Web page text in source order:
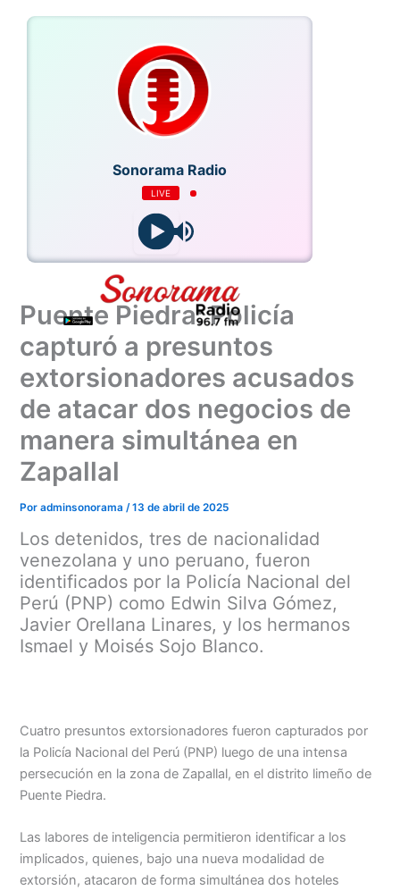
Sonorama Radio
LIVE
Puente Piedra: Policía
capturó a presuntos
extorsionadores acusados
de atacar dos negocios de
manera simultánea en
Zapallal
Poradminsonorama/13 de abril de 2025
Los detenidos, tres de nacionalidad
venezolana y uno peruano, fueron
identificados por la Policía Nacional del
Perú (PNP) como Edwin Silva Gómez,
Javier Orellana Linares, y los hermanos
Ismael y Moisés Sojo Blanco.
Cuatro presuntos extorsionadores fueron capturados por
la Policía Nacional del Perú (PNP) luego de una intensa
persecución en la zona de Zapallal, en el distrito limeño de
Puente Piedra.
Las labores de inteligencia permitieron identificar a los
implicados, quienes, bajo una nueva modalidad de
extorsión, atacaron de forma simultánea dos hoteles